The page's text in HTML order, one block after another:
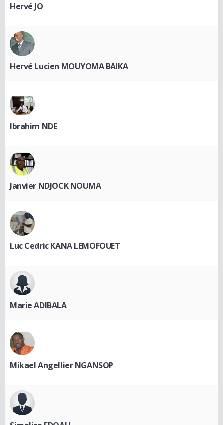
Hervé JO
Hervé Lucien MOUYOMA BAIKA
Ibrahim NDE
Janvier NDJOCK NOUMA
Luc Cedric KANA LEMOFOUET
Marie ADIBALA
Mikael Angellier NGANSOP